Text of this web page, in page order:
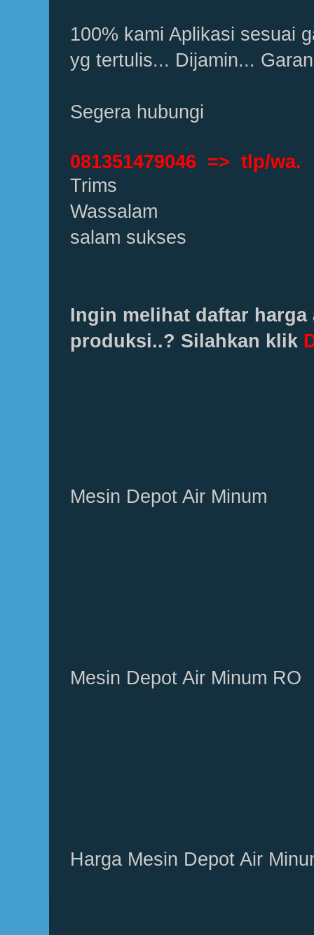
100% kami Aplikasi sesuai
yg tertulis... Dijamin...
Segera hubungi
081351479046 => tlp/wa.
Trims
Wassalam
salam sukses
Ingin melihat daftar
produksi..? Silahkan klik
Mesin Depot Air Minum
Mesin Depot Air Minum RO
Harga Mesin Depot Air